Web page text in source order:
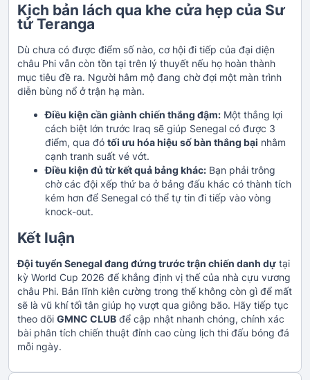
Kịch bản lách qua khe cửa hẹp của Sư
tử Teranga
Dù chưa có được điểm số nào, cơ hội đi tiếp của đại diện
châu Phi vẫn còn tồn tại trên lý thuyết nếu họ hoàn thành
mục tiêu đề ra. Người hâm mộ đang chờ đợi một màn trình
diễn bùng nổ ở trận hạ màn.
Điều kiện cần giành chiến thắng đậm: Một thắng lợi
cách biệt lớn trước Iraq sẽ giúp Senegal có được 3
điểm, qua đó tối ưu hóa hiệu số bàn thắng bại nhằm
cạnh tranh suất vé vớt.
Điều kiện đủ từ kết quả bảng khác: Bạn phải trông
chờ các đội xếp thứ ba ở bảng đấu khác có thành tích
kém hơn để Senegal có thể tự tin đi tiếp vào vòng
knock-out.
Kết luận
Đội tuyển Senegal đang đứng trước trận chiến danh dự tại
kỳ World Cup 2026 để khẳng định vị thế của nhà cựu vương
châu Phi. Bản lĩnh kiên cường trong thế không còn gì để mất
sẽ là vũ khí tối tân giúp họ vượt qua giông bão. Hãy tiếp tục
theo dõi GMNC CLUB để cập nhật nhanh chóng, chính xác
bài phân tích chiến thuật đỉnh cao cùng lịch thi đấu bóng đá
mỗi ngày.